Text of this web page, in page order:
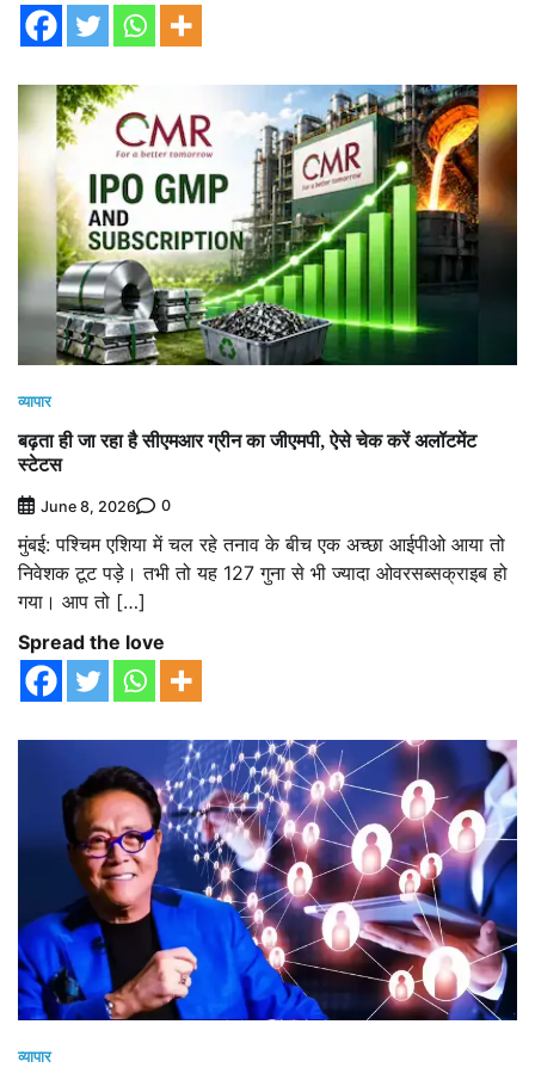
व्यापार
बढ़ता ही जा रहा है सीएमआर ग्रीन का जीएमपी, ऐसे चेक करें अलॉटमेंट
स्टेटस
June 8, 2026 0
मुंबई: पश्चिम एशिया में चल रहे तनाव के बीच एक अच्छा आईपीओ आया तो
निवेशक टूट पड़े। तभी तो यह 127 गुना से भी ज्यादा ओवरसब्सक्राइब हो
गया। आप तो […]
Spread the love
व्यापार